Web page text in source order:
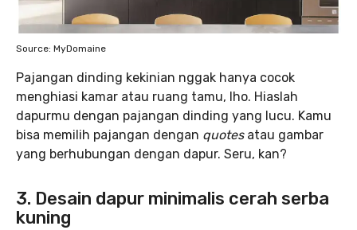
Source: MyDomaine
Pajangan dinding kekinian nggak hanya cocok
menghiasi kamar atau ruang tamu, lho. Hiaslah
dapurmu dengan pajangan dinding yang lucu. Kamu
bisa memilih pajangan dengan quotes atau gambar
yang berhubungan dengan dapur. Seru, kan?
3. Desain dapur minimalis cerah serba
kuning